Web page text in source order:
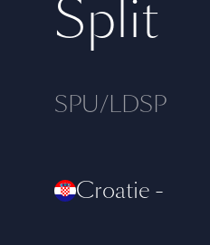
Split
SPU/LDSP
Croatie -